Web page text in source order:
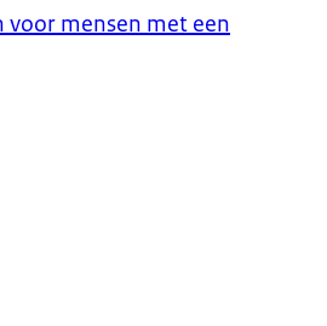
mensen met een